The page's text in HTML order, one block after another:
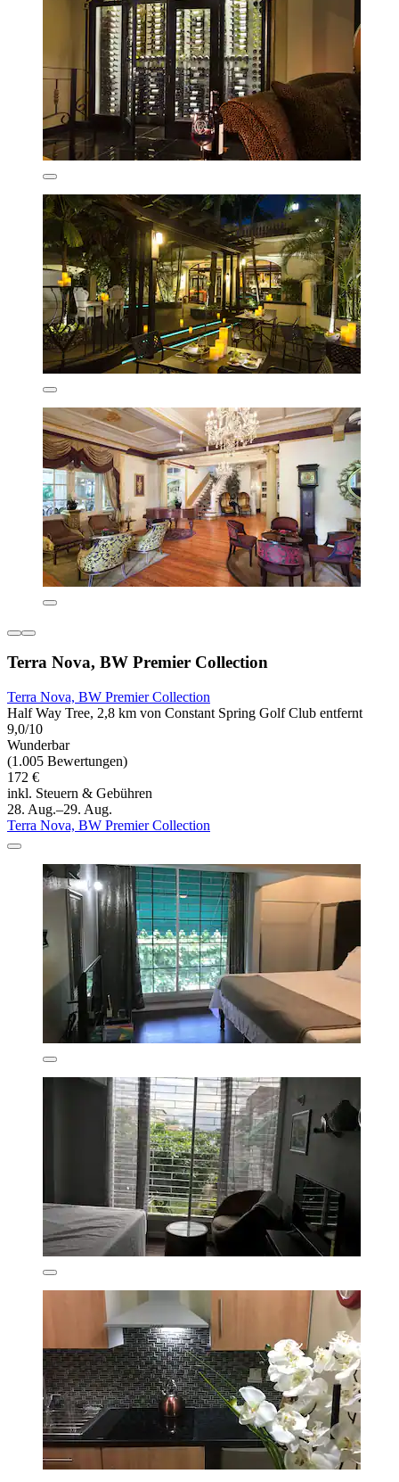
Terra Nova, BW Premier Collection
Terra Nova, BW Premier Collection
Half Way Tree, 2,8 km von Constant Spring Golf Club entfernt
9,0/10
Wunderbar
(1.005 Bewertungen)
172 €
inkl. Steuern & Gebühren
28. Aug.–29. Aug.
Terra Nova, BW Premier Collection